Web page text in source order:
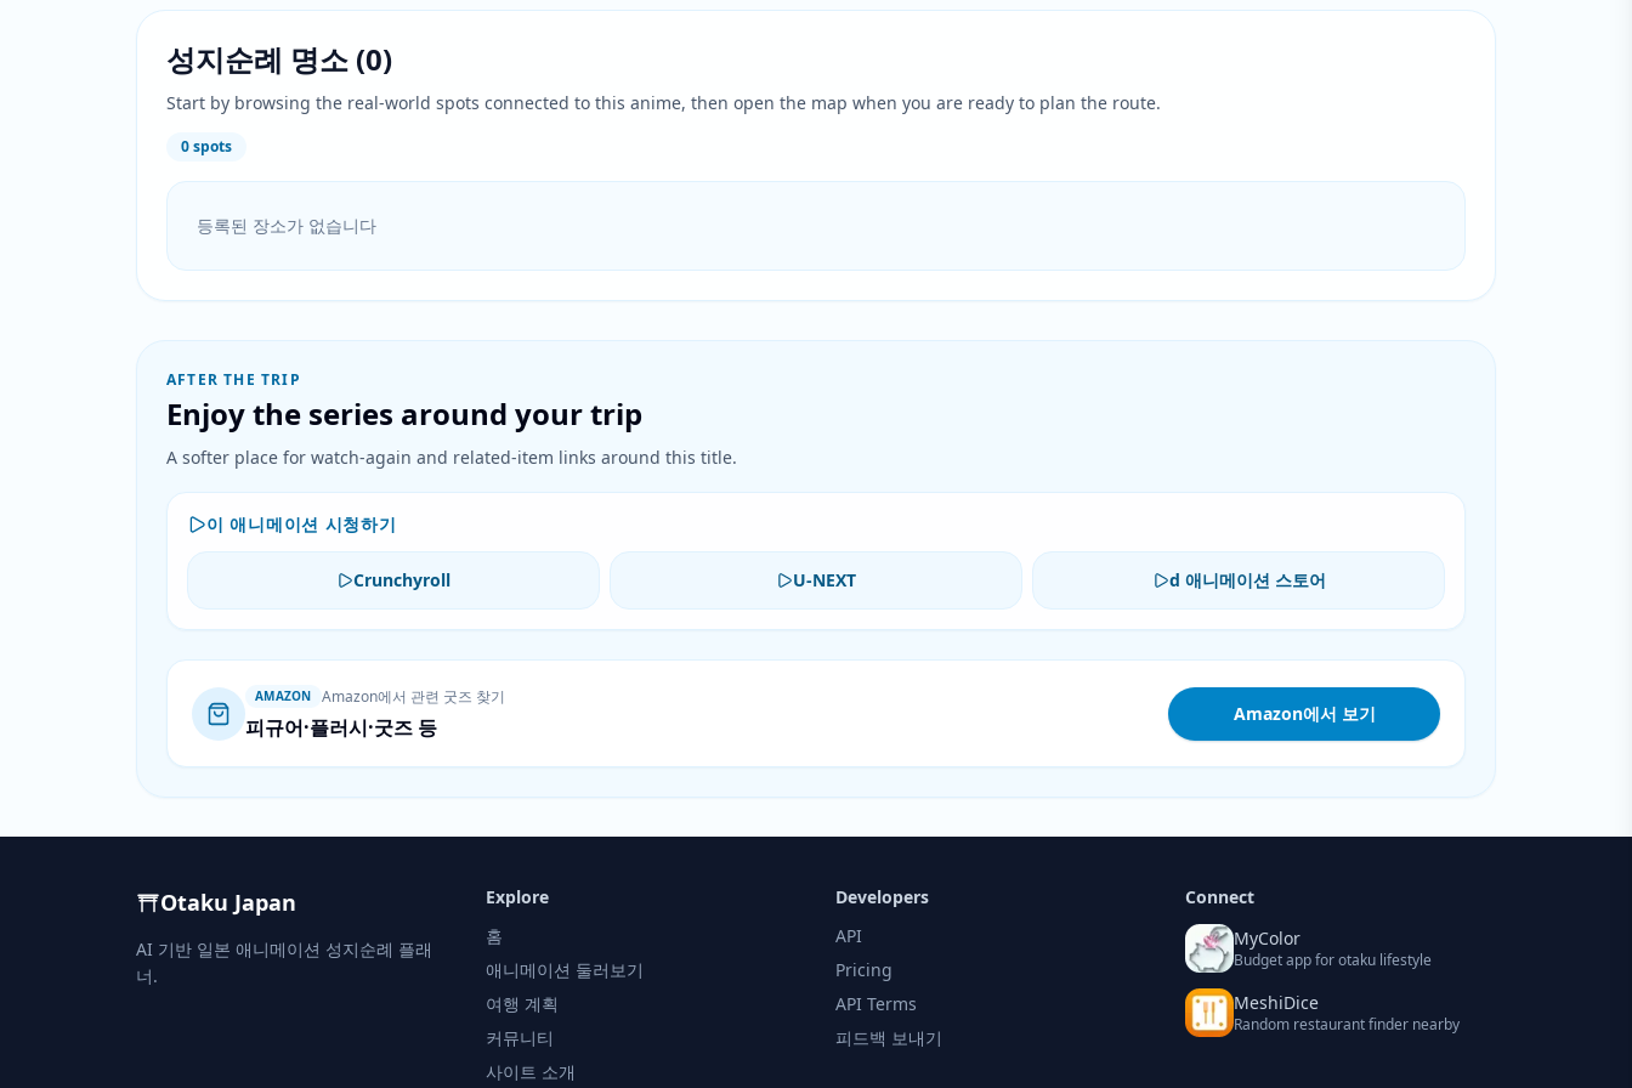
성지순례 명소 (0)
Start by browsing the real-world spots connected to this anime, then open the map when you are ready to plan the route.
0spots
등록된 장소가 없습니다
AFTER THE TRIP
Enjoy the series around your trip
A softer place for watch-again and related-item links around this title.
이 애니메이션 시청하기
Crunchyroll U-NEXT d 애니메이션 스토어
AMAZON Amazon에서 관련 굿즈 찾기
피규어·플러시·굿즈 등
Amazon에서 보기
Otaku Japan
AI 기반 일본 애니메이션 성지순례 플래
너.
Explore
홈
애니메이션 둘러보기
여행 계획
커뮤니티
사이트 소개
Developers
API
Pricing
API Terms
피드백 보내기
Connect
MyColor
Budget app for otaku lifestyle
MeshiDice
Random restaurant finder nearby